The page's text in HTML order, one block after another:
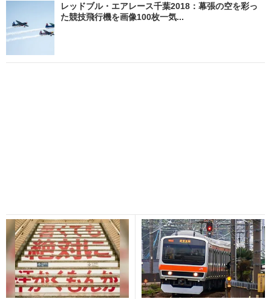
レッドブル・エアレース千葉2018：幕張の空を彩っ
た競技飛行機を画像100枚一気...